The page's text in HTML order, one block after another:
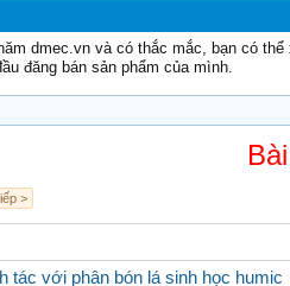
dmec.vn và có thắc mắc, bạn có
đăng bán sản phẩm của mình.
>
tác với phân bón lá sinh học humic